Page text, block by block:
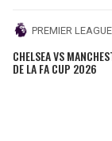
PREMIER LEAGUE
CHELSEA VS
DE LA FA CUP 2026